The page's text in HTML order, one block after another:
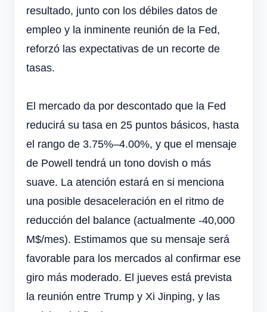
resultado, junto con los débiles datos de
empleo y la inminente reunión de la Fed,
reforzó las expectativas de un recorte de
tasas.
El mercado da por descontado que la Fed
reducirá su tasa en 25 puntos básicos, hasta
el rango de 3.75%–4.00%, y que el mensaje
de Powell tendrá un tono dovish o más
suave. La atención estará en si menciona
una posible desaceleración en el ritmo de
reducción del balance (actualmente -40,000
M$/mes). Estimamos que su mensaje será
favorable para los mercados al confirmar ese
giro más moderado. El jueves está prevista
la reunión entre Trump y Xi Jinping, y las